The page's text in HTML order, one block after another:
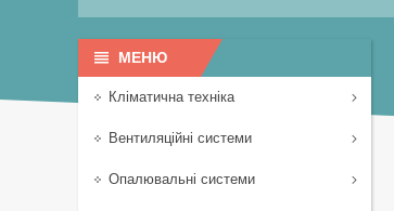
Кліматична техніка
Вентиляційні системи
Опалювальні системи